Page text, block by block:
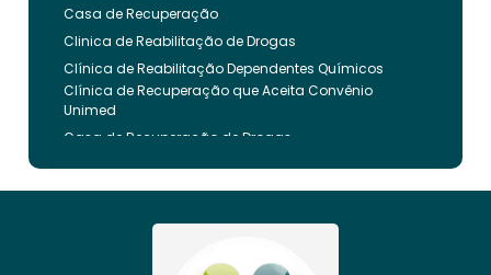
Casa de Recuperação
Clinica de Reabilitação de Drogas
Clínica de Reabilitação Dependentes Químicos
Clínica de Recuperação que Aceita Convênio
Unimed
Casa de Recuperação de Drogas
Clínica de Reabilitação de Dependentes Químicos
Clinica de Recuperação de Drogas Pelo Bradesco
Internação Involuntária que Aceita Convenio